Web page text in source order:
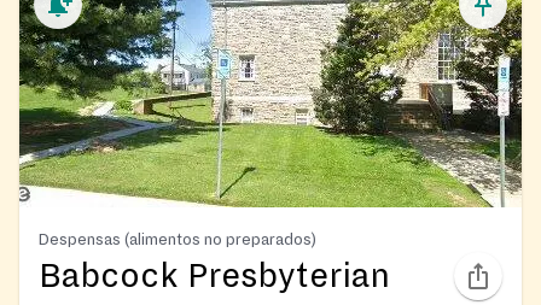
Despensas (alimentos no preparados)
Babcock Presbyterian